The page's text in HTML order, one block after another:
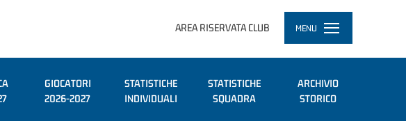
AREA RISERVATA CLUB MENU
Toggle
navigation
GIOCATORI
2026-2027
STATISTICHE
INDIVIDUALI
STATISTICHE
SQUADRA
ARCHIVIO
STORICO